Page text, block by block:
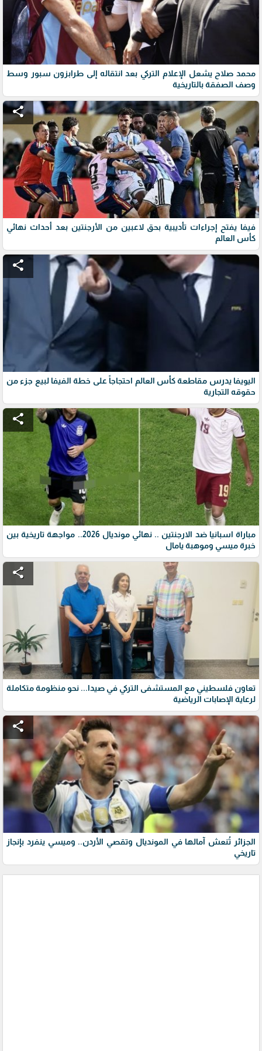
محمد صلاح يشعل الإعلام التركي بعد انتقاله إلى طرابزون سبور وسط
وصف الصفقة بالتاريخية
share
فيفا يفتح إجراءات تأديبية بحق لاعبين من الأرجنتين بعد أحداث نهائي
كأس العالم
share
اليويفا يدرس مقاطعة كأس العالم احتجاجاً على خطة الفيفا لبيع جزء من
حقوقه التجارية
share
مباراة اسبانيا ضد الارجنتين .. نهائي مونديال 2026.. مواجهة تاريخية بين
خبرة ميسي وموهبة يامال
share
تعاون فلسطيني مع المستشفى التركي في صيدا... نحو منظومة متكاملة
لرعاية الإصابات الرياضية
share
الجزائر تُنعش آمالها في المونديال وتقصي الأردن.. وميسي ينفرد بإنجاز
تاريخي